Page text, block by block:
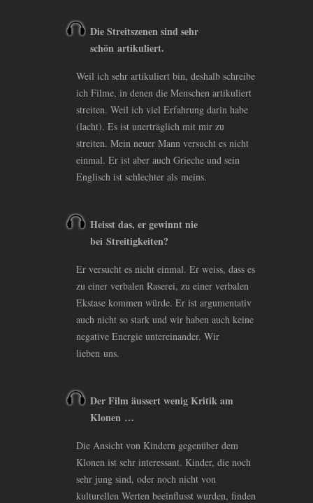
Die Streitszenen sind sehr
schön artikuliert.
Weil ich sehr artikuliert bin, deshalb schreibe
ich Filme, in denen die Menschen artikuliert
streiten. Weil ich viel Erfahrung darin habe
(lacht). Es ist unerträglich mit mir zu
streiten. Mein neuer Mann versucht es nicht
einmal. Er ist aber auch Grieche und sein
Englisch ist schlechter als meins.
Heisst das, er gewinnt nie
bei Streitigkeiten?
Er versucht es nicht einmal. Er weiss, dass es
zu einer verbalen Raserei, zu einer verbalen
Ekstase kommen würde. Er ist argumentativ
auch nicht so stark und wir haben auch keine
negative Energie untereinander. Wir
lieben uns.
Der Film äussert wenig Kritik am
Klonen …
Die Ansicht von Kindern gegenüber dem
Klonen ist sehr interessant. Kinder, die noch
sehr jung sind, oder noch nicht von
kulturellen Werten beeinflusst wurden, finden